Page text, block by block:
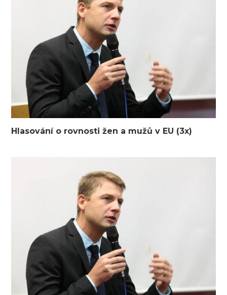
Hlasování o rovnosti žen a mužů v EU (3x)